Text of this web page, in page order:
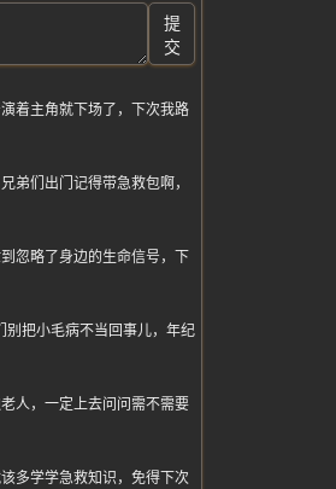
提
交
着主角就下场了，下次我路
弟们出门记得带急救包啊，
忽略了身边的生命信号，下
别把小毛病不当回事儿，年纪
人，一定上去问问需不需要
多学学急救知识，免得下次